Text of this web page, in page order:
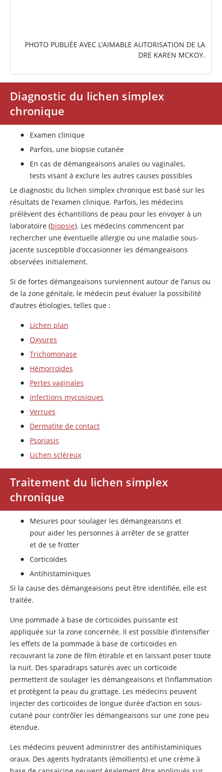
PHOTO PUBLIÉE AVEC L’AIMABLE AUTORISATION DE LA
DRE KAREN MCKOY.
Diagnostic du lichen simplex
chronique
Examen clinique
Parfois, une biopsie cutanée
En cas de démangeaisons anales ou vaginales,
tests visant à exclure les autres causes possibles
Le diagnostic du lichen simplex chronique est basé sur les
résultats de l’examen clinique. Parfois, les médecins
prélèvent des échantillons de peau pour les envoyer à un
laboratoire (biopsie). Les médecins commencent par
rechercher une éventuelle allergie ou une maladie sous-
jacente susceptible d’occasionner les démangeaisons
observées initialement.
Si de fortes démangeaisons surviennent autour de l’anus ou
de la zone génitale, le médecin peut évaluer la possibilité
d’autres étiologies, telles que :
Lichen plan
Oxyures
Trichomonase
Hémorroïdes
Pertes vaginales
Infections mycosiques
Verrues
Dermatite de contact
Psoriasis
Lichen scléreux
Traitement du lichen simplex
chronique
Mesures pour soulager les démangeaisons et
pour aider les personnes à arrêter de se gratter
et de se frotter
Corticoïdes
Antihistaminiques
Si la cause des démangeaisons peut être identifiée, elle est
traitée.
Une pommade à base de corticoïdes puissante est
appliquée sur la zone concernée. Il est possible d’intensifier
les effets de la pommade à base de corticoïdes en
recouvrant la zone de film étirable et en laissant poser toute
la nuit. Des sparadraps saturés avec un corticoïde
permettent de soulager les démangeaisons et l’inflammation
et protègent la peau du grattage. Les médecins peuvent
injecter des corticoïdes de longue durée d’action en sous-
cutané pour contrôler les démangeaisons sur une zone peu
étendue.
Les médecins peuvent administrer des antihistaminiques
oraux. Des agents hydratants (émollients) et une crème à